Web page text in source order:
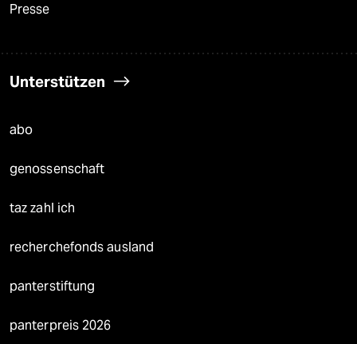
Presse
Unterstützen
abo
genossenschaft
taz zahl ich
recherchefonds ausland
panterstiftung
panterpreis 2026